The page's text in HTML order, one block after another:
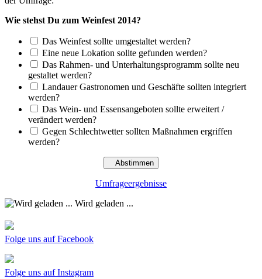
Wie stehst Du zum Weinfest 2014?
Das Weinfest sollte umgestaltet werden?
Eine neue Lokation sollte gefunden werden?
Das Rahmen- und Unterhaltungsprogramm sollte neu
gestaltet werden?
Landauer Gastronomen und Geschäfte sollten integriert
werden?
Das Wein- und Essensangeboten sollte erweitert /
verändert werden?
Gegen Schlechtwetter sollten Maßnahmen ergriffen
werden?
Umfrageergebnisse
Wird geladen ...
Folge uns auf Facebook
Folge uns auf Instagram